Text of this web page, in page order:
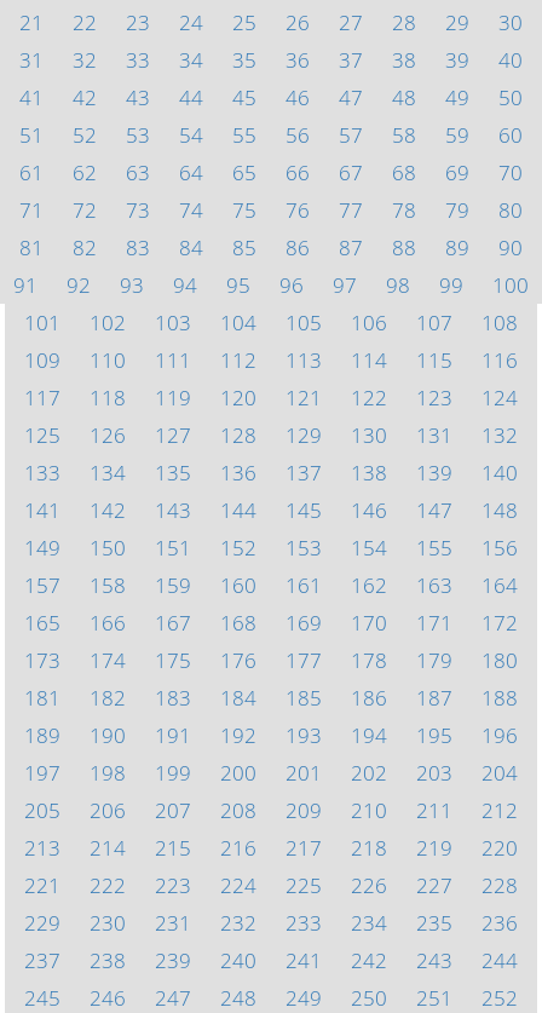
21
22 23 24 25 26 27 28 29
30
31
32 33 34 35 36 37 38 39
40
41
42 43 44 45 46 47 48 49
50
51
52 53 54 55 56 57 58 59
60
61
62 63 64 65 66 67 68 69
70
71
72 73 74 75 76 77 78 79
80
81
82 83 84 85 86 87 88 89
90
91
92 93 94 95 96 97 98 99
100
101
102 103 104 105 106 107
108
109
110 111 112 113 114 115
116
117
118 119 120 121 122 123
124
125
126 127 128 129 130 131
132
133
134 135 136 137 138 139
140
141
142 143 144 145 146 147
148
149
150 151 152 153 154 155
156
157
158 159 160 161 162 163
164
165
166 167 168 169 170 171
172
173
174 175 176 177 178 179
180
181
182 183 184 185 186 187
188
189
190 191 192 193 194 195
196
197
198 199 200 201 202 203
204
205
206 207 208 209 210 211
212
213
214 215 216 217 218 219
220
221
222 223 224 225 226 227
228
229
230 231 232 233 234 235
236
237
238 239 240 241 242 243
244
245
246 247 248 249 250 251
252